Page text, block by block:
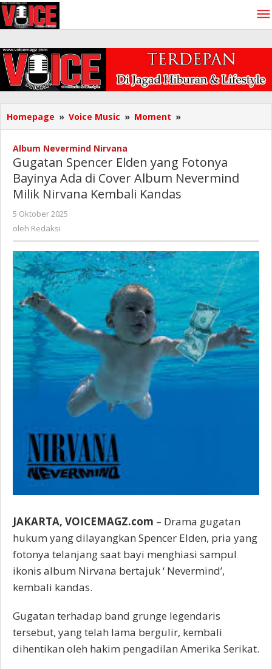
Lewati
ke
konten
Homepage » Voice Music » Moment »
Spencer
Fotonya
Bayinya
Nevermind
Milik
Nirvana
Kembali
Kandas
Album Nevermind Nirvana
Gugatan Spencer Elden yang Fotonya
Bayinya Ada di Cover Album Nevermind
Milik Nirvana Kembali Kandas
5 Oktober 2025
oleh Redaksi
JAKARTA, VOICEMAGZ.com – Drama gugatan
hukum yang dilayangkan Spencer Elden, pria yang
fotonya telanjang saat bayi menghiasi sampul
ikonis album Nirvana bertajuk ‘ Nevermind’,
kembali kandas.
Gugatan terhadap band grunge legendaris
tersebut, yang telah lama bergulir, kembali
dihentikan oleh hakim pengadilan Amerika Serikat.